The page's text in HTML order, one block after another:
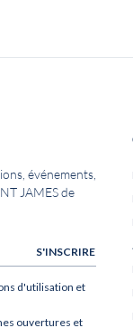
événements,
JAMES de